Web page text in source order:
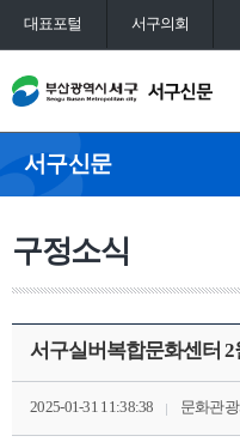
대표포털 서구의회
서구신문
구정소식
서구실버복합문화센터 2
2025-01-31 11:38:38 문화관